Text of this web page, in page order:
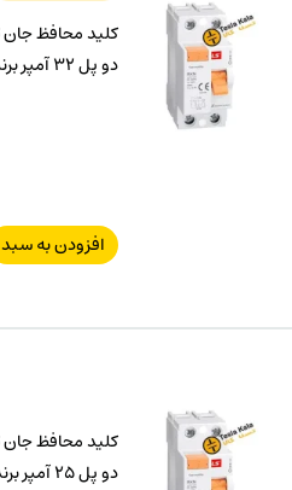
دو پل 32 آمپر برند LS سری RKP
افزودن به سبد
دو پل 25 آمپر برند LS سری RKP